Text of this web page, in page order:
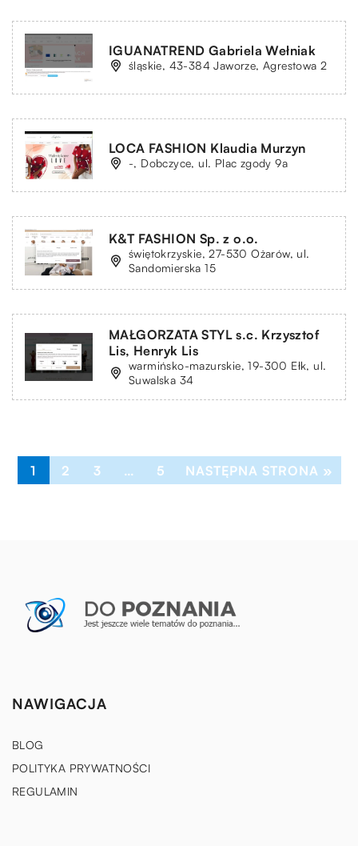
IGUANATREND Gabriela Wełniak
śląskie, 43-384 Jaworze, Agrestowa 2
LOCA FASHION Klaudia Murzyn
-, Dobczyce, ul. Plac zgody 9a
K&T FASHION Sp. z o.o.
świętokrzyskie, 27-530 Ożarów, ul.
Sandomierska 15
MAŁGORZATA STYL s.c. Krzysztof
Lis, Henryk Lis
warmińsko-mazurskie, 19-300 Ełk, ul.
Suwalska 34
1 2 3 … 5 NASTĘPNA STRONA »
NAWIGACJA
BLOG
POLITYKA PRYWATNOŚCI
REGULAMIN